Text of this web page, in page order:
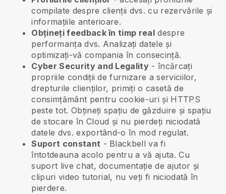
compilate despre clienții dvs. cu rezervările și
informațiile anterioare.
Obțineți feedback în timp real despre
performanța dvs. Analizați datele și
optimizați-vă compania în consecință.
Cyber Security and Legality - încărcați
propriile condiții de furnizare a serviciilor,
drepturile clienților, primiți o casetă de
consimțământ pentru cookie-uri și HTTPS
peste tot. Obțineți spațiu de găzduire și spațiu
de stocare în Cloud și nu pierdeți niciodată
datele dvs. exportând-o în mod regulat.
Suport constant - Blackbell va fi
întotdeauna acolo pentru a vă ajuta. Cu
suport live chat, documentație de ajutor și
clipuri video tutorial, nu veți fi niciodată în
pierdere.